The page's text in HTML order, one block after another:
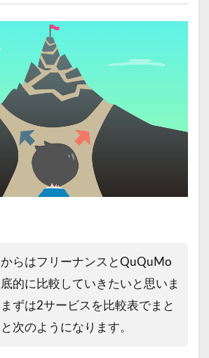
らはフリーナンスとQuQuMo
的に比較していきたいと思いま
ずは2サービスを比較表でまと
次のようになります。